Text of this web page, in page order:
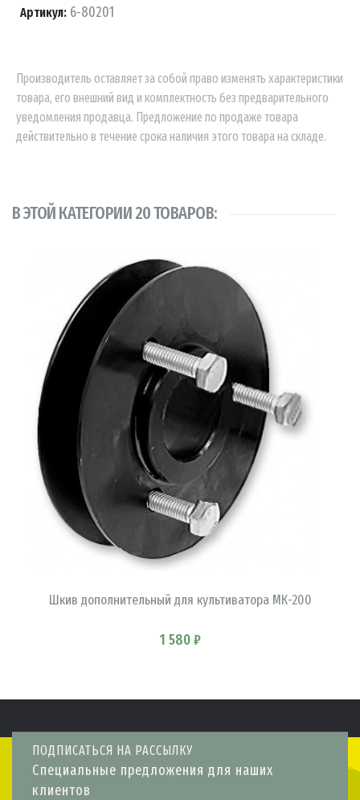
Артикул: 6-80201
Производитель оставляет за собой право изменять характеристики
товара, его внешний вид и комплектность без предварительного
уведомления продавца. Предложение по продаже товара
действительно в течение срока наличия этого товара на складе.
В ЭТОЙ КАТЕГОРИИ 20 ТОВАРОВ:
Шкив дополнительный для культиватора МК-200
1 580 ₽
В КОРЗИНУ
ПОДПИСАТЬСЯ НА РАССЫЛКУ
Специальные предложения для наших
клиентов